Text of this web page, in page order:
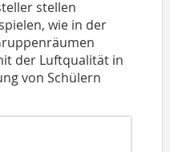
stellen
wie in der
der Luftqualität in
von Schülern